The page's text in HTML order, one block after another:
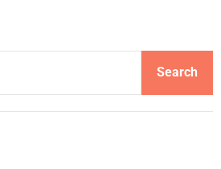
Search